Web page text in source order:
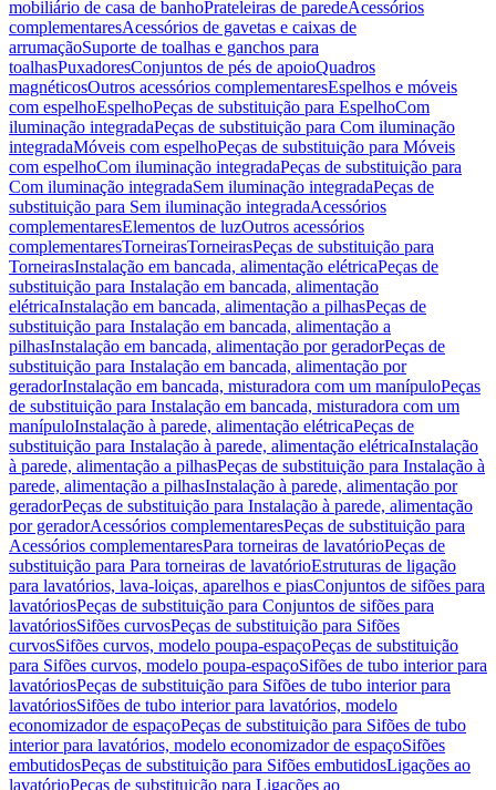
mobiliário de casa de banhoPrateleiras de paredeAcessórios
complementaresAcessórios de gavetas e caixas de
arrumaçãoSuporte de toalhas e ganchos para
toalhasPuxadoresConjuntos de pés de apoioQuadros
magnéticosOutros acessórios complementaresEspelhos e móveis
com espelhoEspelhoPeças de substituição para EspelhoCom
iluminação integradaPeças de substituição para Com iluminação
integradaMóveis com espelhoPeças de substituição para Móveis
com espelhoCom iluminação integradaPeças de substituição para
Com iluminação integradaSem iluminação integradaPeças de
substituição para Sem iluminação integradaAcessórios
complementaresElementos de luzOutros acessórios
complementaresTorneirasTorneirasPeças de substituição para
TorneirasInstalação em bancada, alimentação elétricaPeças de
substituição para Instalação em bancada, alimentação
elétricaInstalação em bancada, alimentação a pilhasPeças de
substituição para Instalação em bancada, alimentação a
pilhasInstalação em bancada, alimentação por geradorPeças de
substituição para Instalação em bancada, alimentação por
geradorInstalação em bancada, misturadora com um manípuloPeças
de substituição para Instalação em bancada, misturadora com um
manípuloInstalação à parede, alimentação elétricaPeças de
substituição para Instalação à parede, alimentação elétricaInstalação
à parede, alimentação a pilhasPeças de substituição para Instalação à
parede, alimentação a pilhasInstalação à parede, alimentação por
geradorPeças de substituição para Instalação à parede, alimentação
por geradorAcessórios complementaresPeças de substituição para
Acessórios complementaresPara torneiras de lavatórioPeças de
substituição para Para torneiras de lavatórioEstruturas de ligação
para lavatórios, lava-loiças, aparelhos e piasConjuntos de sifões para
lavatóriosPeças de substituição para Conjuntos de sifões para
lavatóriosSifões curvosPeças de substituição para Sifões
curvosSifões curvos, modelo poupa-espaçoPeças de substituição
para Sifões curvos, modelo poupa-espaçoSifões de tubo interior para
lavatóriosPeças de substituição para Sifões de tubo interior para
lavatóriosSifões de tubo interior para lavatórios, modelo
economizador de espaçoPeças de substituição para Sifões de tubo
interior para lavatórios, modelo economizador de espaçoSifões
embutidosPeças de substituição para Sifões embutidosLigações ao
lavatórioPeças de substituição para Ligações ao